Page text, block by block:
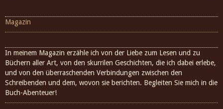
Magazin
In meinem Magazin erzähle ich von der Liebe zum Lesen und zu
Büchern aller Art, von den skurrilen Geschichten, die ich dabei erlebe,
und von den überraschenden Verbindungen zwischen den
Schreibenden und dem, wovon sie berichten. Begleiten Sie mich in die
Buch-Abenteuer!